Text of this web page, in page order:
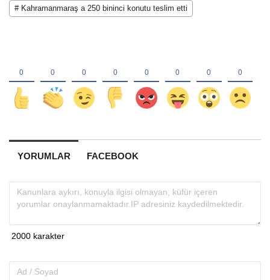
# Kahramanmaraş a 250 bininci konutu teslim etti
YORUMLAR FACEBOOK